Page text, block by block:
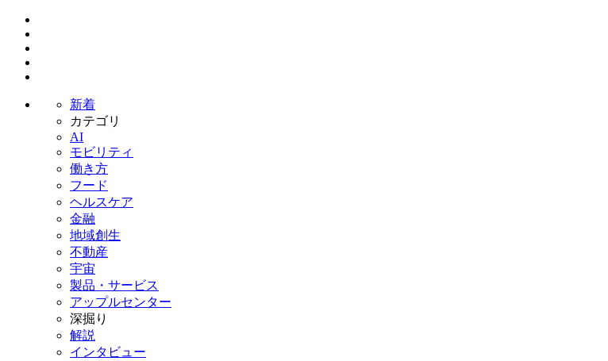
新着
カテゴリ
AI
モビリティ
働き方
フード
ヘルスケア
金融
地域創生
不動産
宇宙
製品・サービス
アップルセンター
深掘り
解説
インタビュー